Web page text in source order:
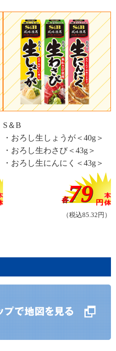
S＆B
・おろし生しょうが＜40g＞
・おろし生わさび＜43g＞
・おろし生にんにく＜43g＞
各79
（税込85.32円）